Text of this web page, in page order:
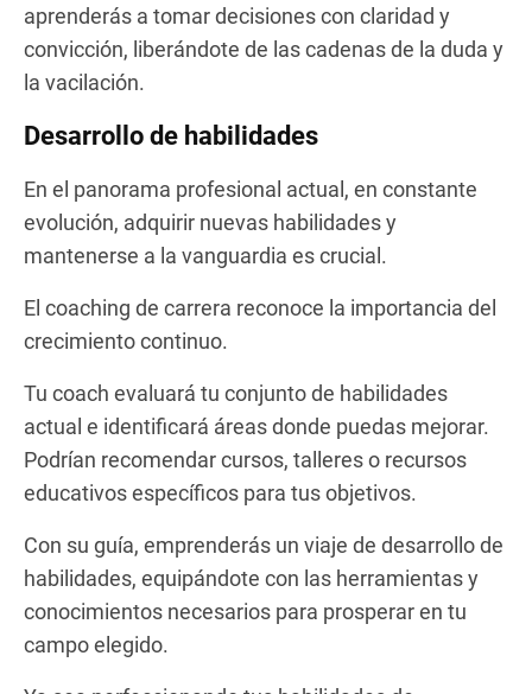
aprenderás a tomar decisiones con claridad y
convicción, liberándote de las cadenas de la duda y
la vacilación.
Desarrollo de habilidades
En el panorama profesional actual, en constante
evolución, adquirir nuevas habilidades y
mantenerse a la vanguardia es crucial.
El coaching de carrera reconoce la importancia del
crecimiento continuo.
Tu coach evaluará tu conjunto de habilidades
actual e identificará áreas donde puedas mejorar.
Podrían recomendar cursos, talleres o recursos
educativos específicos para tus objetivos.
Con su guía, emprenderás un viaje de desarrollo de
habilidades, equipándote con las herramientas y
conocimientos necesarios para prosperar en tu
campo elegido.